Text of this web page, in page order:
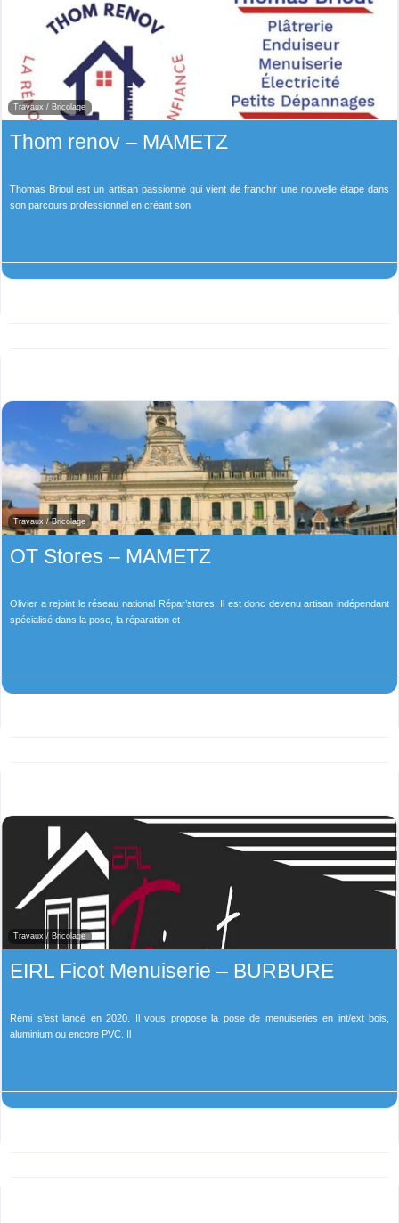
Travaux / Bricolage
Thom renov – MAMETZ
Thomas Brioul est un artisan passionné qui vient de franchir une nouvelle étape dans
son parcours professionnel en créant son
Travaux / Bricolage
OT Stores – MAMETZ
Olivier a rejoint le réseau national Répar’stores. Il est donc devenu artisan indépendant
spécialisé dans la pose, la réparation et
Travaux / Bricolage
EIRL Ficot Menuiserie – BURBURE
Rémi s’est lancé en 2020. Il vous propose la pose de menuiseries en int/ext bois,
aluminium ou encore PVC. Il